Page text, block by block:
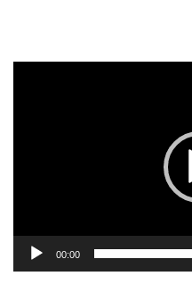
00:00